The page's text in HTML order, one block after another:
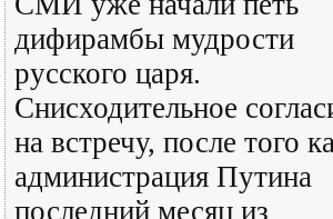
дифирамбы мудрости
русского царя.
Снисходительное
на встречу, после того
администрация Путина
последний месяц из